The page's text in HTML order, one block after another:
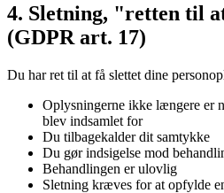
4. Sletning, "retten til
(GDPR art. 17)
Du har ret til at få slettet dine
Oplysningerne ikke længere er
blev indsamlet for
Du tilbagekalder dit samtykke
Du gør indsigelse mod
Behandlingen er ulovlig
Sletning kræves for at opfylde